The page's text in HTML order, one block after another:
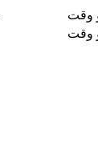
وقت
وقت